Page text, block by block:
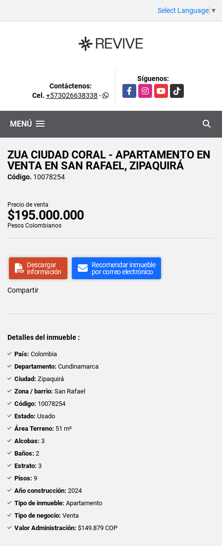
Select Language ▼
Contáctenos:
Cel. +573026638338 -
Síguenos:
FacebookInstagramYouTubeTikTok
MENÚ
ZUA CIUDAD CORAL - APARTAMENTO EN
VENTA EN SAN RAFAEL, ZIPAQUIRÁ
Código. 10078254
Precio de venta
$195.000.000
Pesos Colombianos
Descargar
información
Recomendar inmueble
por correo electrónico
Compartir
Detalles del inmueble :
País: Colombia
Departamento: Cundinamarca
Ciudad: Zipaquirá
Zona / barrio: San Rafael
Código: 10078254
Estado: Usado
Área Terreno: 51 m²
Alcobas: 3
Baños: 2
Estrato: 3
Pisos: 9
Año construcción: 2024
Tipo de inmueble: Apartamento
Tipo de negocio: Venta
Valor Administración: $149.879 COP